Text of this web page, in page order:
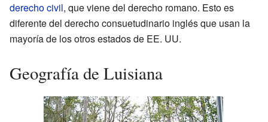
derecho civil, que viene del derecho romano. Esto es
diferente del derecho consuetudinario inglés que usan la
mayoría de los otros estados de EE. UU.
Geografía de Luisiana